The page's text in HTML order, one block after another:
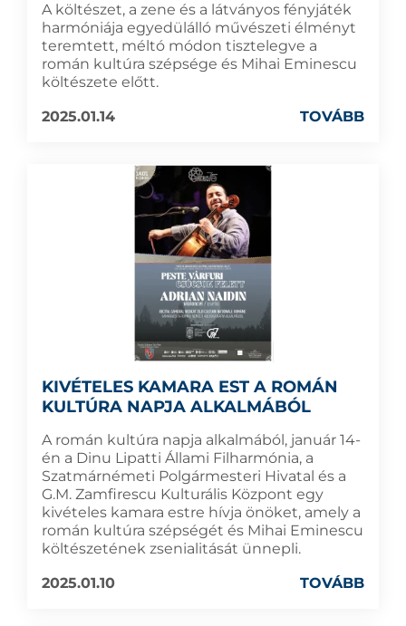
A költészet, a zene és a látványos fényjáték
harmóniája egyedülálló művészeti élményt
teremtett, méltó módon tisztelegve a
román kultúra szépsége és Mihai Eminescu
költészete előtt.
2025.01.14
TOVÁBB
KIVÉTELES KAMARA EST A ROMÁN
KULTÚRA NAPJA ALKALMÁBÓL
A román kultúra napja alkalmából, január 14-
én a Dinu Lipatti Állami Filharmónia, a
Szatmárnémeti Polgármesteri Hivatal és a
G.M. Zamfirescu Kulturális Központ egy
kivételes kamara estre hívja önöket, amely a
román kultúra szépségét és Mihai Eminescu
költészetének zsenialitását ünnepli.
2025.01.10
TOVÁBB